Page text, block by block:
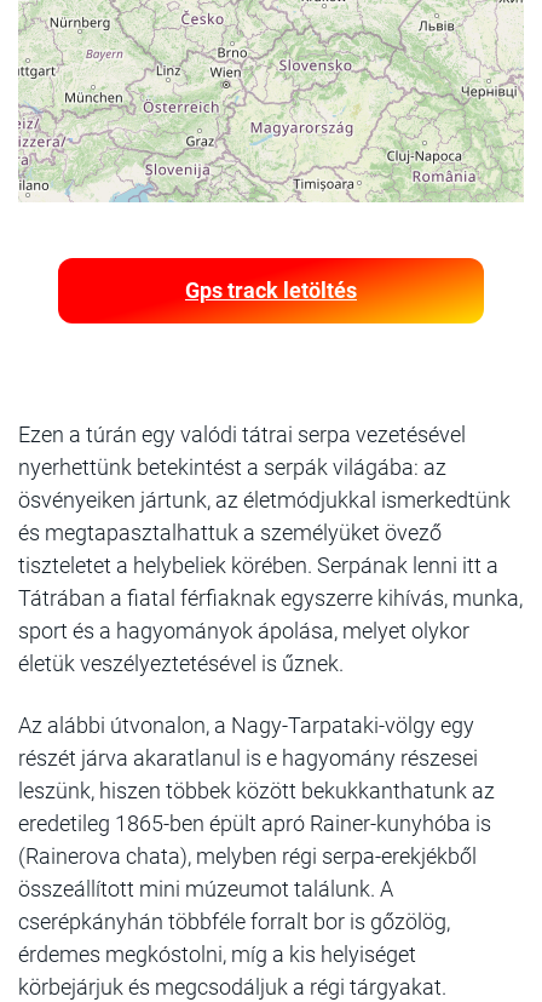
Gps track letöltés
Ezen a túrán egy valódi tátrai serpa vezetésével
nyerhettünk betekintést a serpák világába: az
ösvényeiken jártunk, az életmódjukkal ismerkedtünk
és megtapasztalhattuk a személyüket övező
tiszteletet a helybeliek körében. Serpának lenni itt a
Tátrában a fiatal férfiaknak egyszerre kihívás, munka,
sport és a hagyományok ápolása, melyet olykor
életük veszélyeztetésével is űznek.
Az alábbi útvonalon, a Nagy-Tarpataki-völgy egy
részét járva akaratlanul is e hagyomány részesei
leszünk, hiszen többek között bekukkanthatunk az
eredetileg 1865-ben épült apró Rainer-kunyhóba is
(Rainerova chata), melyben régi serpa-erekjékből
összeállított mini múzeumot találunk. A
cserépkányhán többféle forralt bor is gőzölög,
érdemes megkóstolni, míg a kis helyiséget
körbejárjuk és megcsodáljuk a régi tárgyakat.